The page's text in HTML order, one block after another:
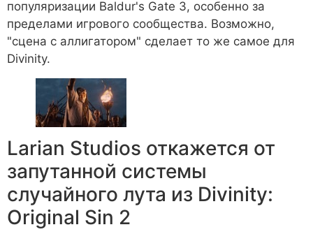
популяризации Baldur's Gate 3, особенно за
пределами игрового сообщества. Возможно,
"сцена с аллигатором" сделает то же самое для
Divinity.
Larian Studios откажется от
запутанной системы
случайного лута из Divinity:
Original Sin 2